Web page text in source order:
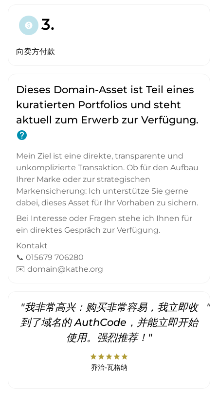
paid 3.
向卖方付款
Dieses Domain-Asset ist Teil eines
kuratierten Portfolios und steht
aktuell zum Erwerb zur Verfügung.
help
Mein Ziel ist eine direkte, transparente und
unkomplizierte Transaktion. Ob für den Aufbau
Ihrer Marke oder zur strategischen
Markensicherung: Ich unterstütze Sie gerne
dabei, dieses Asset für Ihr Vorhaben zu sichern.
Bei Interesse oder Fragen stehe ich Ihnen für
ein direktes Gespräch zur Verfügung.
Kontakt
📞 015679 706280
✉️ domain@kathe.org
"我非常高兴：购买非常容易，我立即收
到了域名的 AuthCode，并能立即开始
使用。强烈推荐！"
starstarstarstarstar
乔治-瓦格纳
"